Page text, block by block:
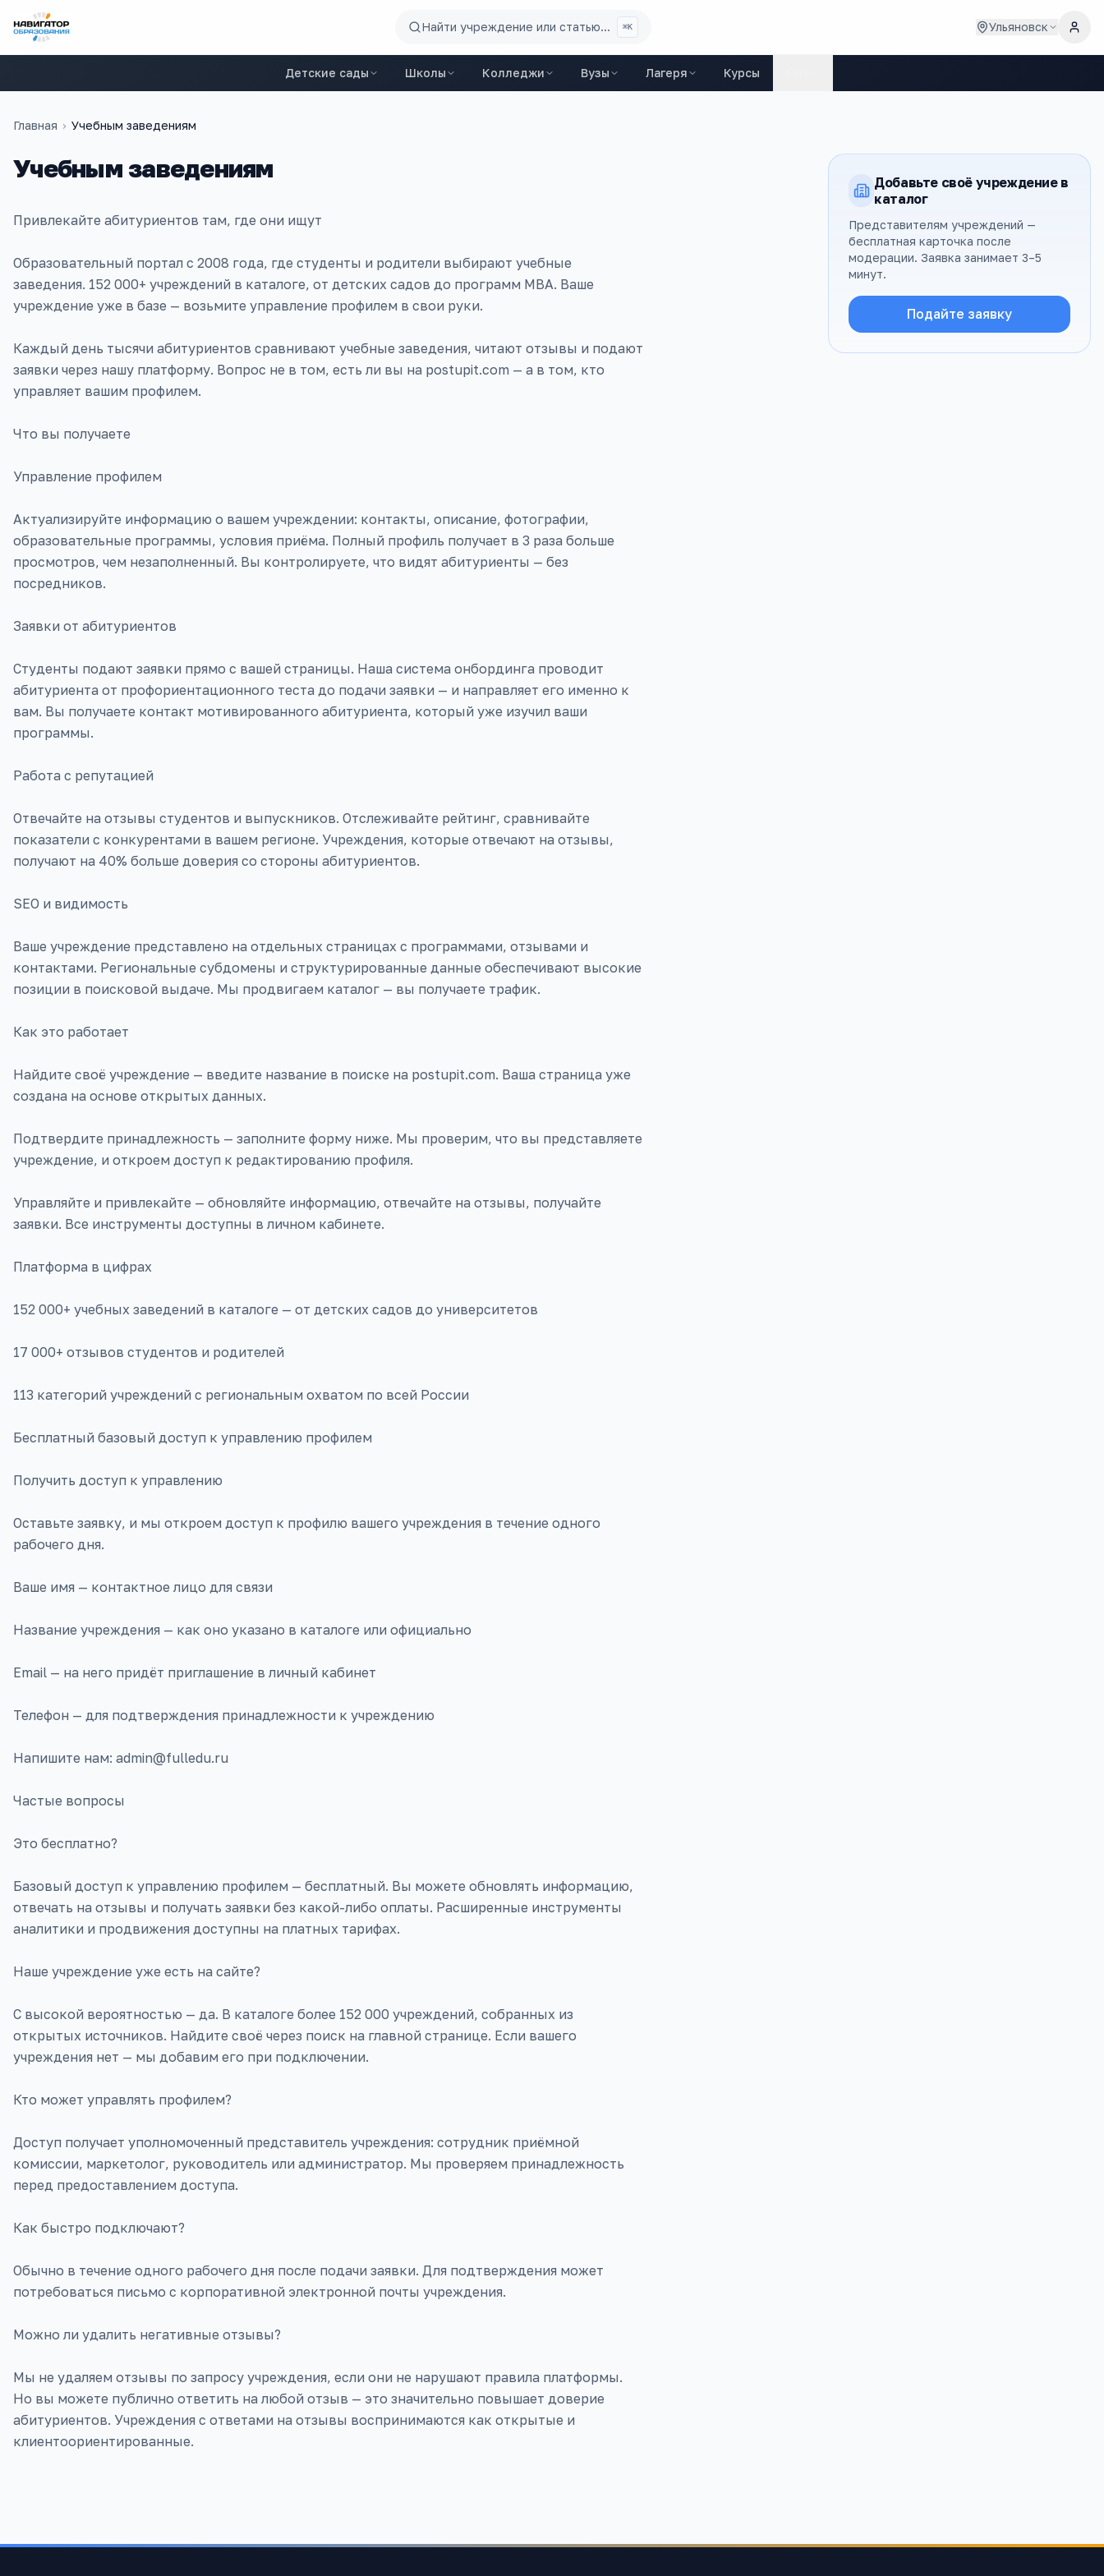
Найти учреждение или статью... ⌘K Ульяновск
Детские сады Школы Колледжи Вузы Лагеря Курсы
Главная › Учебным заведениям
Учебным заведениям
Привлекайте абитуриентов там, где они ищут
Образовательный портал с 2008 года, где студенты и родители выбирают учебные
заведения. 152 000+ учреждений в каталоге, от детских садов до программ MBA. Ваше
учреждение уже в базе — возьмите управление профилем в свои руки.
Каждый день тысячи абитуриентов сравнивают учебные заведения, читают отзывы и подают
заявки через нашу платформу. Вопрос не в том, есть ли вы на postupit.com — а в том, кто
управляет вашим профилем.
Что вы получаете
Управление профилем
Актуализируйте информацию о вашем учреждении: контакты, описание, фотографии,
образовательные программы, условия приёма. Полный профиль получает в 3 раза больше
просмотров, чем незаполненный. Вы контролируете, что видят абитуриенты — без
посредников.
Заявки от абитуриентов
Студенты подают заявки прямо с вашей страницы. Наша система онбординга проводит
абитуриента от профориентационного теста до подачи заявки — и направляет его именно к
вам. Вы получаете контакт мотивированного абитуриента, который уже изучил ваши
программы.
Работа с репутацией
Отвечайте на отзывы студентов и выпускников. Отслеживайте рейтинг, сравнивайте
показатели с конкурентами в вашем регионе. Учреждения, которые отвечают на отзывы,
получают на 40% больше доверия со стороны абитуриентов.
SEO и видимость
Ваше учреждение представлено на отдельных страницах с программами, отзывами и
контактами. Региональные субдомены и структурированные данные обеспечивают высокие
позиции в поисковой выдаче. Мы продвигаем каталог — вы получаете трафик.
Как это работает
Найдите своё учреждение — введите название в поиске на postupit.com. Ваша страница уже
создана на основе открытых данных.
Подтвердите принадлежность — заполните форму ниже. Мы проверим, что вы представляете
учреждение, и откроем доступ к редактированию профиля.
Управляйте и привлекайте — обновляйте информацию, отвечайте на отзывы, получайте
заявки. Все инструменты доступны в личном кабинете.
Платформа в цифрах
152 000+ учебных заведений в каталоге — от детских садов до университетов
17 000+ отзывов студентов и родителей
113 категорий учреждений с региональным охватом по всей России
Бесплатный базовый доступ к управлению профилем
Получить доступ к управлению
Оставьте заявку, и мы откроем доступ к профилю вашего учреждения в течение одного
рабочего дня.
Ваше имя — контактное лицо для связи
Название учреждения — как оно указано в каталоге или официально
Email — на него придёт приглашение в личный кабинет
Телефон — для подтверждения принадлежности к учреждению
Напишите нам: admin@fulledu.ru
Частые вопросы
Это бесплатно?
Базовый доступ к управлению профилем — бесплатный. Вы можете обновлять информацию,
отвечать на отзывы и получать заявки без какой-либо оплаты. Расширенные инструменты
аналитики и продвижения доступны на платных тарифах.
Наше учреждение уже есть на сайте?
С высокой вероятностью — да. В каталоге более 152 000 учреждений, собранных из
открытых источников. Найдите своё через поиск на главной странице. Если вашего
учреждения нет — мы добавим его при подключении.
Кто может управлять профилем?
Доступ получает уполномоченный представитель учреждения: сотрудник приёмной
комиссии, маркетолог, руководитель или администратор. Мы проверяем принадлежность
перед предоставлением доступа.
Как быстро подключают?
Обычно в течение одного рабочего дня после подачи заявки. Для подтверждения может
потребоваться письмо с корпоративной электронной почты учреждения.
Можно ли удалить негативные отзывы?
Мы не удаляем отзывы по запросу учреждения, если они не нарушают правила платформы.
Но вы можете публично ответить на любой отзыв — это значительно повышает доверие
абитуриентов. Учреждения с ответами на отзывы воспринимаются как открытые и
клиентоориентированные.
Добавьте своё учреждение в
каталог
Представителям учреждений —
бесплатная карточка после
модерации. Заявка занимает 3–5
минут.
Подайте заявку